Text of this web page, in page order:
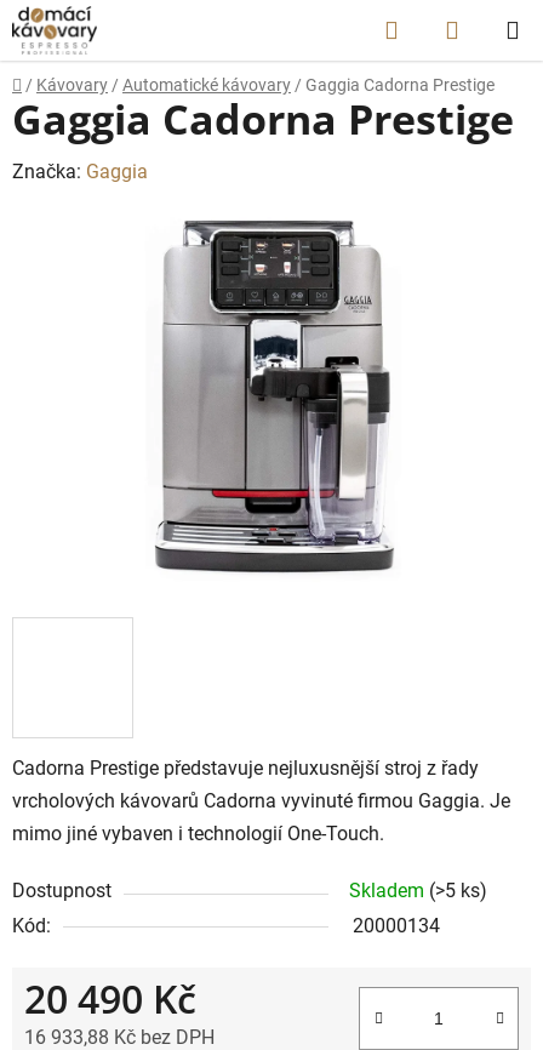
Přejít
na
obsah
Hledat
KOŠÍK
Domů
/ Kávovary / Automatické kávovary / Gaggia Cadorna Prestige
Cadorna Prestige představuje nejluxusnější stroj z řady
vrcholových kávovarů Cadorna vyvinuté firmou Gaggia. Je
mimo jiné vybaven i technologií One-Touch.
Dostupnost Skladem (>5 ks)
Kód:
20000134
20 490 Kč
16 933,88 Kč bez DPH
Gaggia Cadorna Prestige
Značka: Gaggia